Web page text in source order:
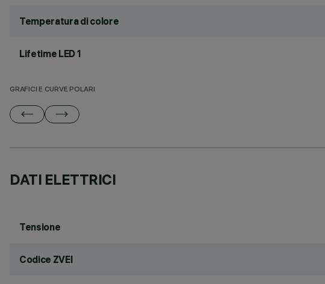
Temperatura di colore
Lifetime LED 1
GRAFICI E CURVE POLARI
DATI ELETTRICI
Tensione
Codice ZVEI